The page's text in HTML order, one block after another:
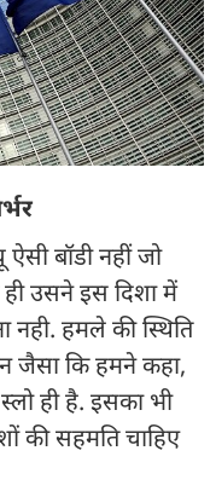
बॉडी नहीं जो
उसने इस दिशा में
हमले की स्थिति
जैसा कि हमने कहा,
ही है. इसका भी
की सहमति चाहिए